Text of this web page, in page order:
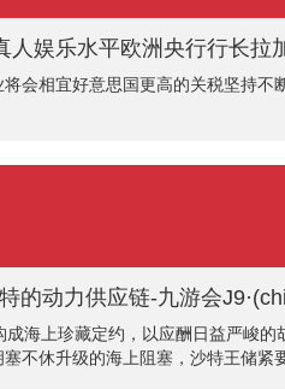
会相宜好意思国更高的关税坚持
的动力供应链-九游会
海上珍藏定约，以应酬日益严峻
不休升级的海上阻塞，沙特王储